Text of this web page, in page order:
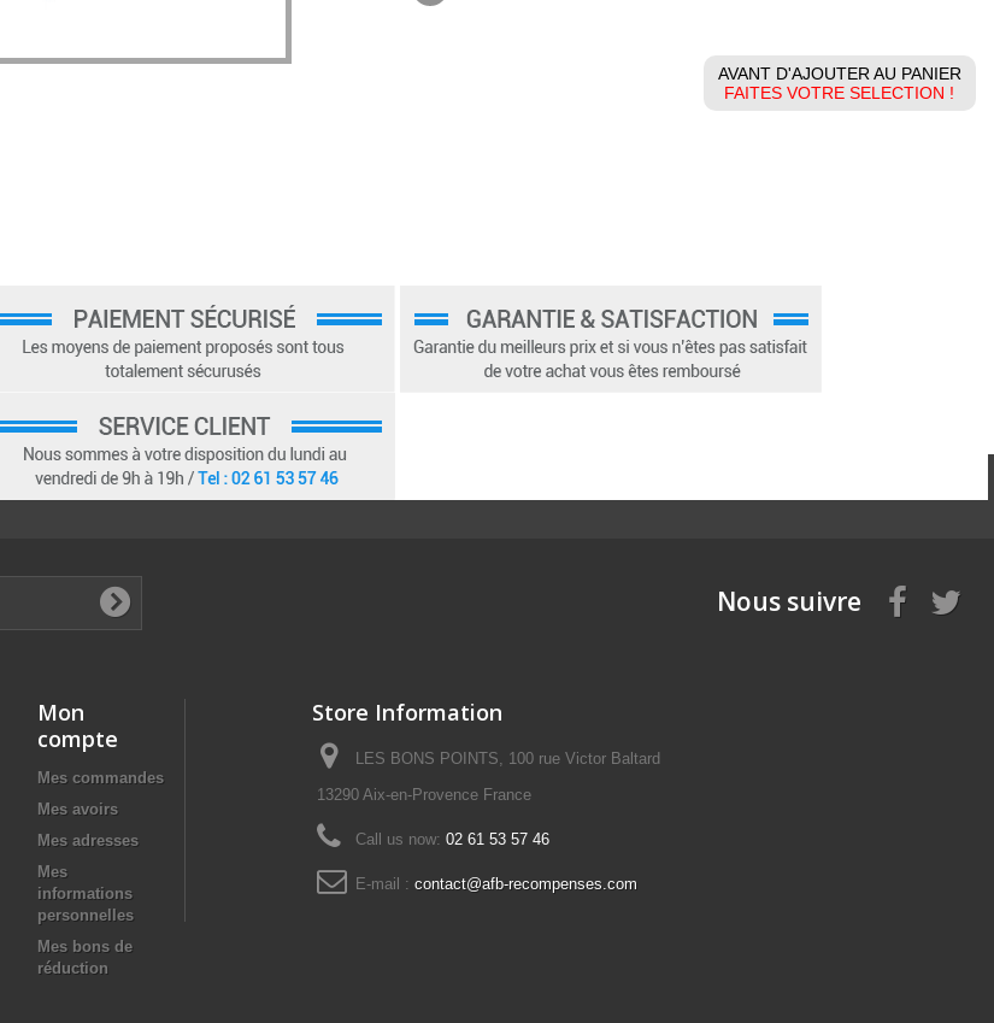
AVANT D'AJOUTER AU PANIER
FAITES VOTRE SELECTION !
Nous suivre
Mon
compte
Mes commandes
Mes avoirs
Mes adresses
Mes
informations
personnelles
Mes bons de
réduction
Store Information
LES BONS POINTS, 100 rue Victor Baltard
13290 Aix-en-Provence France
Call us now: 02 61 53 57 46
E-mail : contact@afb-recompenses.com